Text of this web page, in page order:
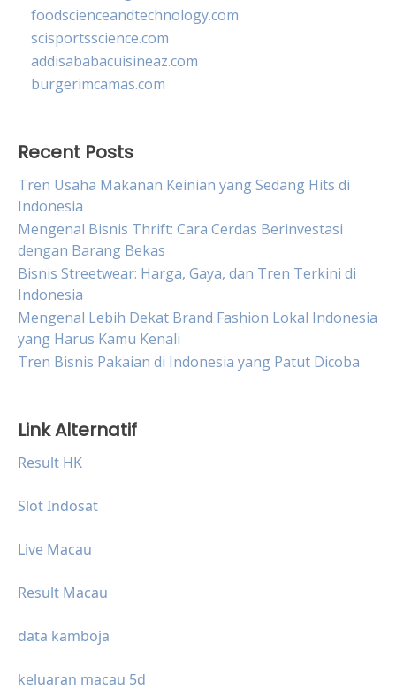
foodscienceandtechnology.com
scisportsscience.com
addisababacuisineaz.com
burgerimcamas.com
Recent Posts
Tren Usaha Makanan Keinian yang Sedang Hits di
Indonesia
Mengenal Bisnis Thrift: Cara Cerdas Berinvestasi
dengan Barang Bekas
Bisnis Streetwear: Harga, Gaya, dan Tren Terkini di
Indonesia
Mengenal Lebih Dekat Brand Fashion Lokal Indonesia
yang Harus Kamu Kenali
Tren Bisnis Pakaian di Indonesia yang Patut Dicoba
Link Alternatif
Result HK
Slot Indosat
Live Macau
Result Macau
data kamboja
keluaran macau 5d